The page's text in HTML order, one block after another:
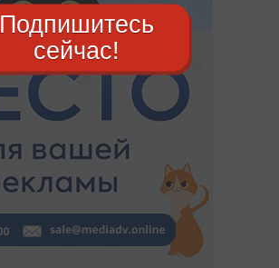
Подпишитесь
сейчас!